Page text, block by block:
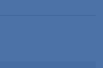
stronastrona